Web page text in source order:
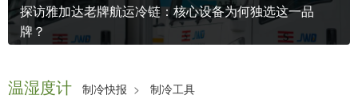
探访雅加达老牌航运冷链：核心设备为何独选这一品
牌？
温湿度计 制冷快报 > 制冷工具